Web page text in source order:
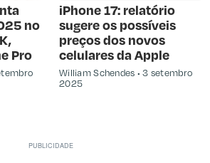
no
Pro
iPhone 17: relatório
sugere os possíveis
preços dos novos
celulares da Apple
William Schendes
3 setembro
2025